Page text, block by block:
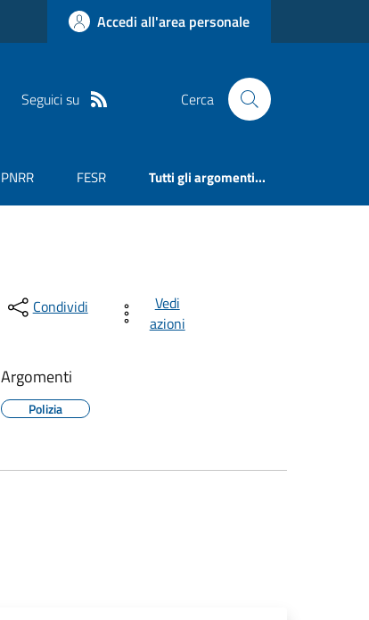
Accedi all'area personale
Seguici su Cerca
PNRR FESR Tutti gli argomenti...
Condividi
Vedi
azioni
Argomenti
Polizia